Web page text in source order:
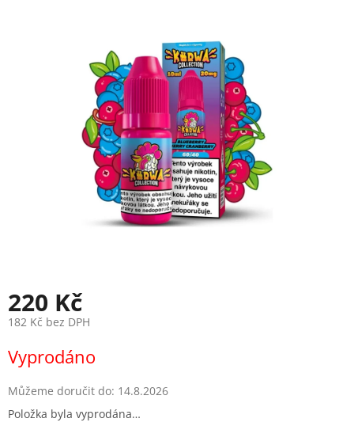
220 Kč
182 Kč bez DPH
cena:
Vyprodáno
Můžeme doručit do: 14.8.2026
Položka byla vyprodána…